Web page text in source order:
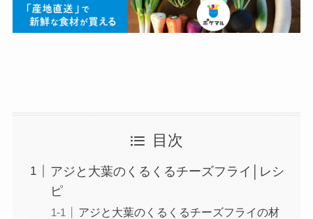
目次
アジと大葉のくるくるチーズフライ│レシ
ピ
アジと大葉のくるくるチーズフライの材